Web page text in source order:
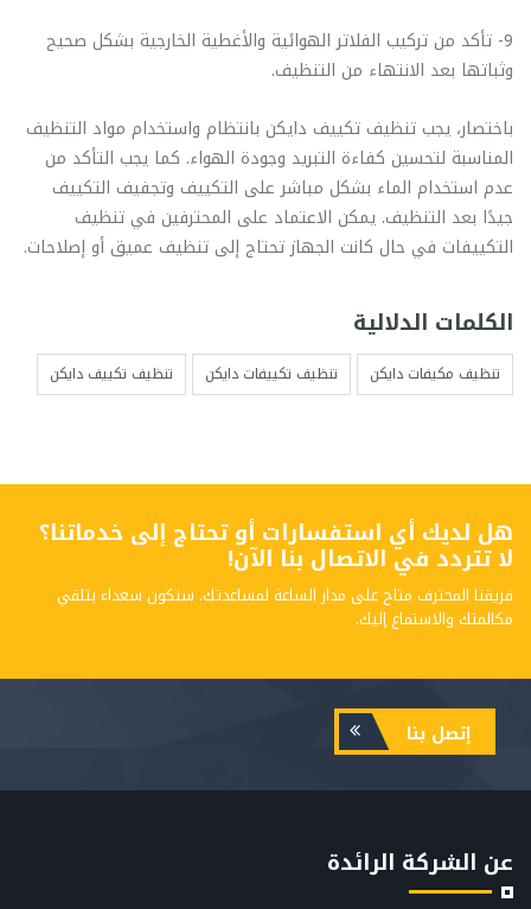
9- تأكد من تركيب الفلاتر الهوائية والأغطية الخارجية بشكل صحيح
وثباتها بعد الانتهاء من التنظيف.
باختصار، يجب تنظيف تكييف دايكن بانتظام واستخدام مواد التنظيف
المناسبة لتحسين كفاءة التبريد وجودة الهواء. كما يجب التأكد من
عدم استخدام الماء بشكل مباشر على التكييف وتجفيف التكييف
جيدًا بعد التنظيف. يمكن الاعتماد على المحترفين في تنظيف
التكييفات في حال كانت الجهاز تحتاج إلى تنظيف عميق أو إصلاحات.
الكلمات الدلالية
تنظيف مكيفات دايكن تنظيف تكييفات دايكن تنظيف تكييف دايكن
هل لديك أي استفسارات أو تحتاج إلى خدماتنا؟
لا تتردد في الاتصال بنا الآن!
فريقنا المحترف متاح على مدار الساعة لمساعدتك. سنكون سعداء بتلقي
مكالمتك والاستماع إليك.
إتصل بنا
عن الشركة الرائدة